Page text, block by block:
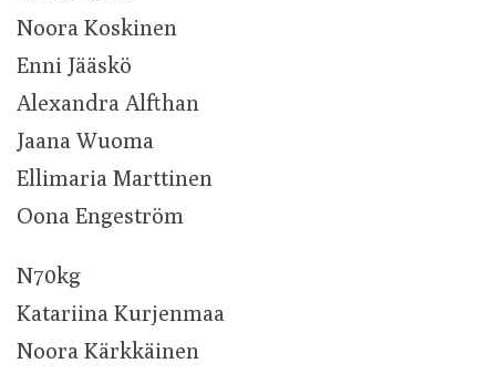
Noora Koskinen
Enni Jääskö
Alexandra Alfthan
Jaana Wuoma
Ellimaria Marttinen
Oona Engeström
N70kg
Katariina Kurjenmaa
Noora Kärkkäinen